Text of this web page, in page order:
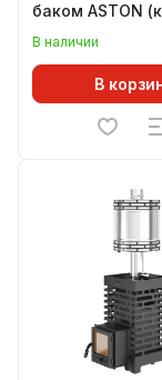
баком ASTON
(18-22 м.куб)
В наличии
В